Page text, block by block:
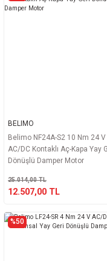
BELIMO
Belimo NF24A-S2 10 Nm 24 V
AC/DC Kontaklı Aç-Kapa Yay
Dönüşlü Damper Motor
25.014,00 TL
12.507,00 TL
%50